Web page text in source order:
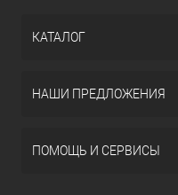
КАТАЛОГ
НАШИ ПРЕДЛОЖЕНИЯ
ПОМОЩЬ И СЕРВИСЫ